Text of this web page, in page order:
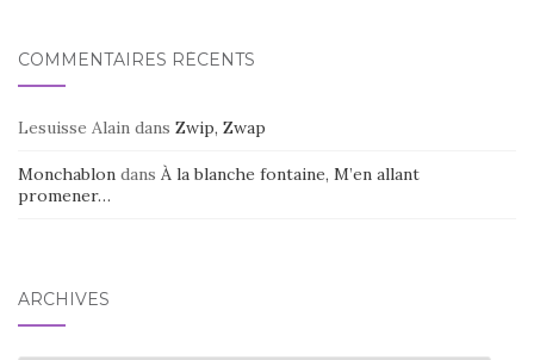
COMMENTAIRES RÉCENTS
Lesuisse Alain dans Zwip, Zwap
Monchablon dans À la blanche fontaine, M’en allant
promener…
ARCHIVES